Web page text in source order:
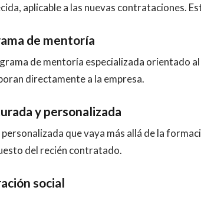
aplicable a las nuevas contrataciones.
de mentoría
de mentoría especializada orientado
directamente a la empresa.
y personalizada
que vaya más allá de la
del recién contratado.
social